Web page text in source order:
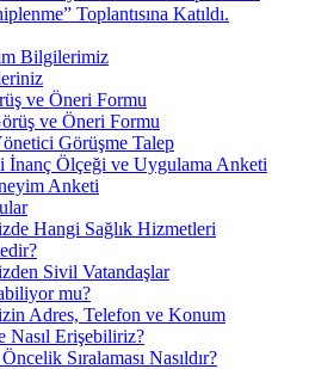
Toplantısına Katıldı.
Bilgilerimiz
ve Öneri Formu
ve Öneri Formu
Görüşme Talep
İnanç Ölçeği ve Uygulama Anketi
Anketi
Hangi Sağlık Hizmetleri
Sivil Vatandaşlar
mu?
Adres, Telefon ve Konum
Nasıl Erişebiliriz?
Sıralaması Nasıldır?